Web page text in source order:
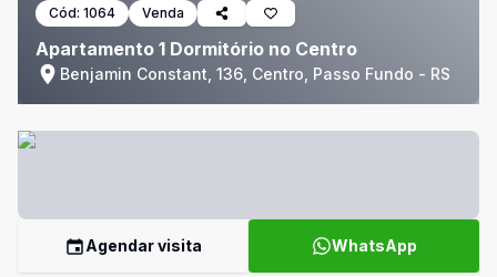
Cód: 1064 Venda
Apartamento 1 Dormitório no Centro
Benjamin Constant, 136, Centro, Passo Fundo - RS
Agendar visita WhatsApp